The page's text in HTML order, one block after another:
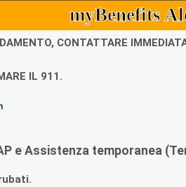
myBenefits
CONTATTARE
IL 911.
e Assistenza temporanea